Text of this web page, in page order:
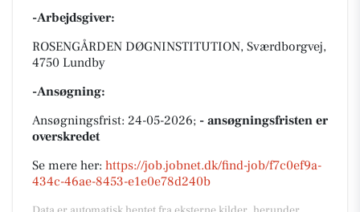
-Arbejdsgiver:
ROSENGÅRDEN DØGNINSTITUTION, Sværdborgvej,
4750 Lundby
-Ansøgning:
Ansøgningsfrist: 24-05-2026; - ansøgningsfristen er
overskredet
Se mere her: https://job.jobnet.dk/find-job/f7c0ef9a-
434c-46ae-8453-e1e0e78d240b